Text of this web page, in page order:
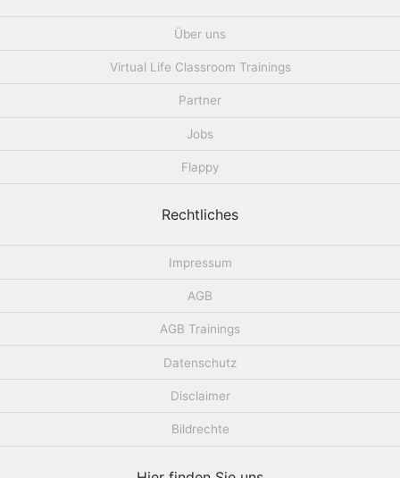
Über uns
Virtual Life Classroom Trainings
Partner
Jobs
Flappy
Rechtliches
Impressum
AGB
AGB Trainings
Datenschutz
Disclaimer
Bildrechte